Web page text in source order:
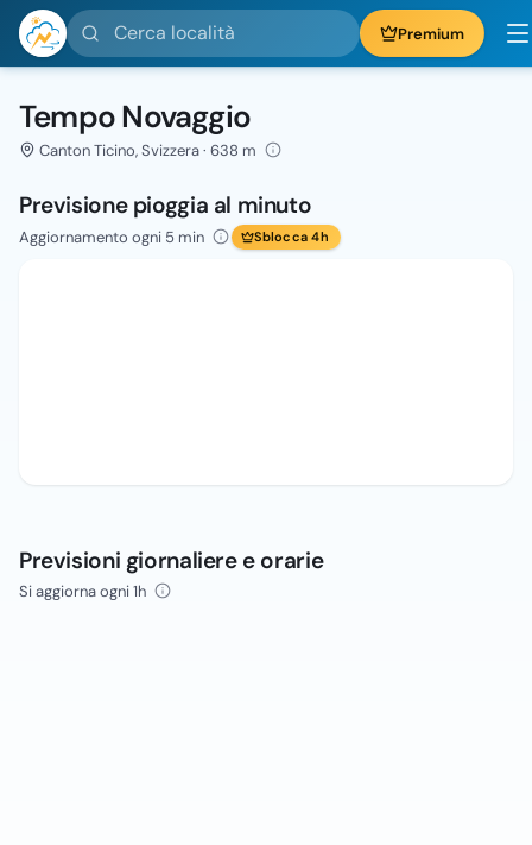
Cerca località Premium
Tempo Novaggio
Canton Ticino, Svizzera · 638 m
Previsione pioggia al minuto
Aggiornamento ogni 5 min Sblocca 4h
Previsioni giornaliere e orarie
Si aggiorna ogni 1h